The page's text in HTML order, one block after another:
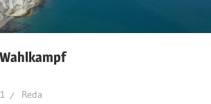
Wahlkampf
Reda